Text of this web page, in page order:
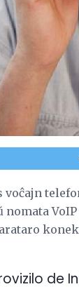
voĉajn
VoIP
de